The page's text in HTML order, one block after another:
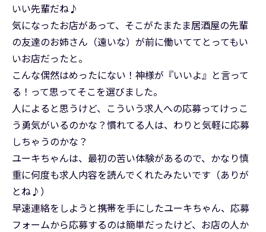
いい先輩だね♪
気になったお店があって、そこがたまたま居酒屋の先輩
の友達のお姉さん（遠いな）が前に働いててとってもい
いお店だったと。
こんな偶然はめったにない！神様が『いいよ』と言って
る！って思ってそこを選びました。
人によると思うけど、こういう求人への応募ってけっこ
う勇気がいるのかな？慣れてる人は、わりと気軽に応募
しちゃうのかな？
ユーキちゃんは、最初の苦い体験があるので、かなり慎
重に何度も求人内容を読んでくれたみたいです（ありが
とね♪）
早速連絡をしようと携帯を手にしたユーキちゃん、応募
フォームから応募するのは簡単だったけど、お店の人か